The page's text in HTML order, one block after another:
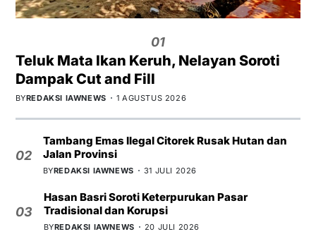
01
Teluk Mata Ikan Keruh, Nelayan Soroti
Dampak Cut and Fill
BYREDAKSI IAWNEWS 1 AGUSTUS 2026
02
Tambang Emas Ilegal Citorek Rusak Hutan dan
Jalan Provinsi
BYREDAKSI IAWNEWS 31 JULI 2026
03
Hasan Basri Soroti Keterpurukan Pasar
Tradisional dan Korupsi
BYREDAKSI IAWNEWS 20 JULI 2026